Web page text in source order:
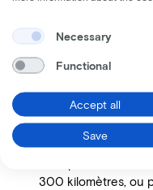
300 kilomètres, ou
Necessary
Functional
Accept all
Save